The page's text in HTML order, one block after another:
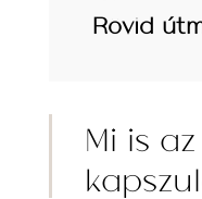
Rövid
Mi is